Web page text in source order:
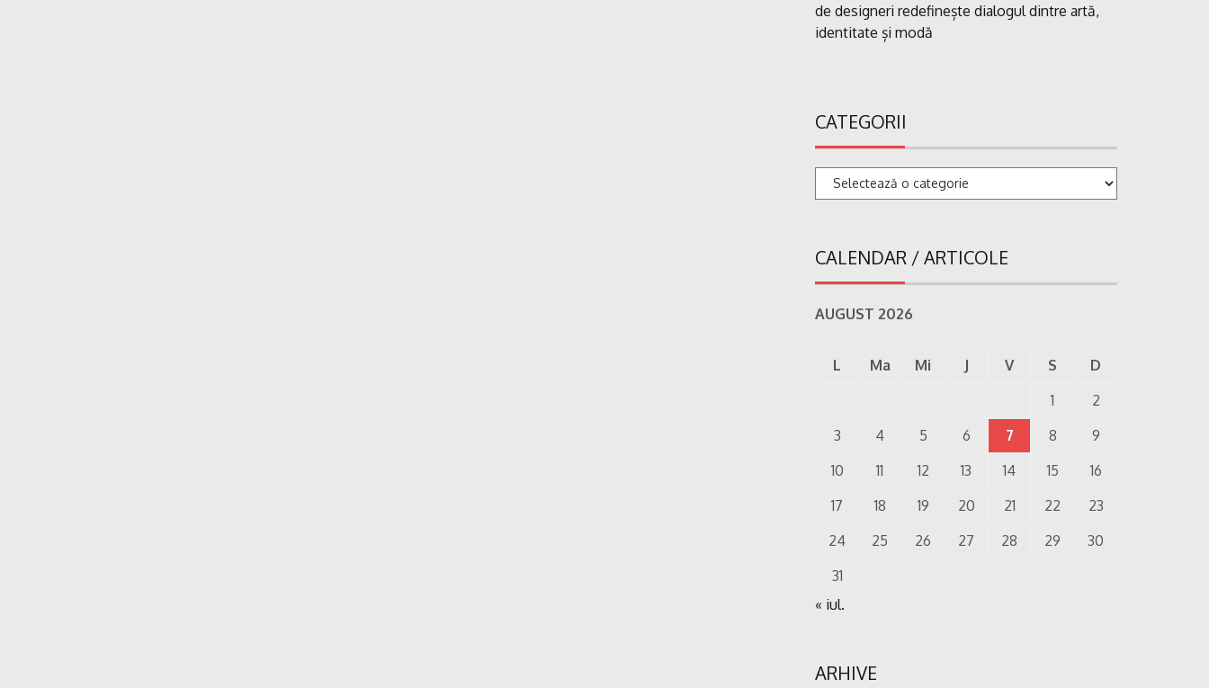
de designeri redefinește dialogul dintre artă,
identitate și modă
CATEGORII
Categorii
CALENDAR / ARTICOLE
AUGUST 2026
L Ma Mi J V S
D
1
2
3
4 5 6 7 8
9
10
11 12 13 14 15
16
17
18 19 20 21 22
23
24
25 26 27 28 29
30
31
« iul.
ARHIVE